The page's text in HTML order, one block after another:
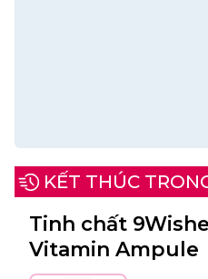
Tinh chất
Vitamin Ampule
KẾT THÚC